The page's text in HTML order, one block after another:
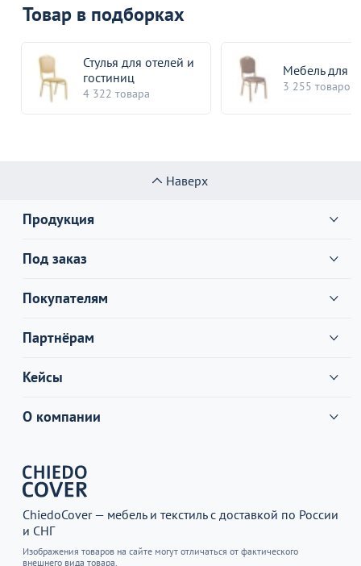
Товар в подборках
Стулья для отелей и
гостиниц
4 322 товара
Мебель для
3 255 товаров
Наверх
Продукция
Под заказ
Покупателям
Партнёрам
Кейсы
О компании
ChiedoCover — мебель и текстиль с доставкой по России
и СНГ
Изображения товаров на сайте могут отличаться от фактического
внешнего вида товара.